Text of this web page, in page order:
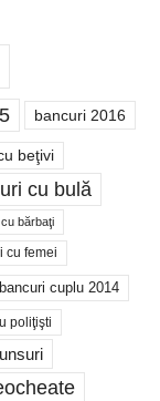
bancuri 2016
beţivi
cu bulă
bărbaţi
cu femei
bancuri cuplu 2014
poliţişti